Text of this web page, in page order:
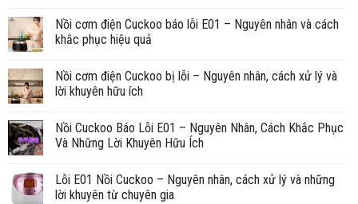
Nồi cơm điện Cuckoo báo lỗi E01 – Nguyên nhân và cách
khắc phục hiệu quả
Nồi cơm điện Cuckoo bị lỗi – Nguyên nhân, cách xử lý và
lời khuyên hữu ích
Nồi Cuckoo Báo Lỗi E01 – Nguyên Nhân, Cách Khắc Phục
Và Những Lời Khuyên Hữu Ích
Lỗi E01 Nồi Cuckoo – Nguyên nhân, cách xử lý và những
lời khuyên từ chuyên gia